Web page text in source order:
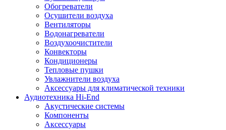
Обогреватели
Осушители воздуха
Вентиляторы
Водонагреватели
Воздухоочистители
Конвекторы
Кондиционеры
Тепловые пушки
Увлажнители воздуха
Аксессуары для климатической техники
Аудиотехника Hi-End
Акустические системы
Компоненты
Аксессуары